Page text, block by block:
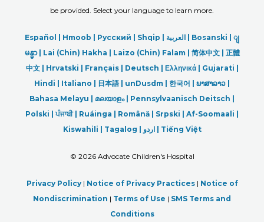
be provided. Select your language to learn more.
Español | Hmoob Русский Shqip العربیة Bosanski
ျ
မန္မာ| Lai (Chin) Hakha | Laizo (Chin) Falam | 简体中文 | 正體
中文 | Hrvatski | Français | Deutsch Ελληνικά | Gujarati |
Hindi
Italiano 日本語| unDusdm 한국어 ພາສາລາວ
Bahasa Melayu | മലയാളം| Pennsylvaanisch Deitsch |
Polski |ਪੰਜਾਬੀ| Ruáinga | Română | Srpski
Af-Soomaali |
Kiswahili | Tagalog اردو| Tiếng Việt
© 2026 Advocate Children's Hospital
Privacy Policy| Notice of Privacy Practices| Notice of
Nondiscrimination | Terms of Use | SMS Terms and
Conditions